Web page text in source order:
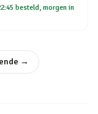
besteld, morgen in
→